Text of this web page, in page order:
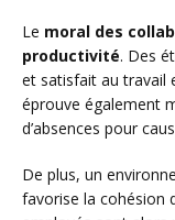
Le moral des
productivité. Des
et satisfait au travail
éprouve également
d’absences pour
De plus, un
favorise la cohésion